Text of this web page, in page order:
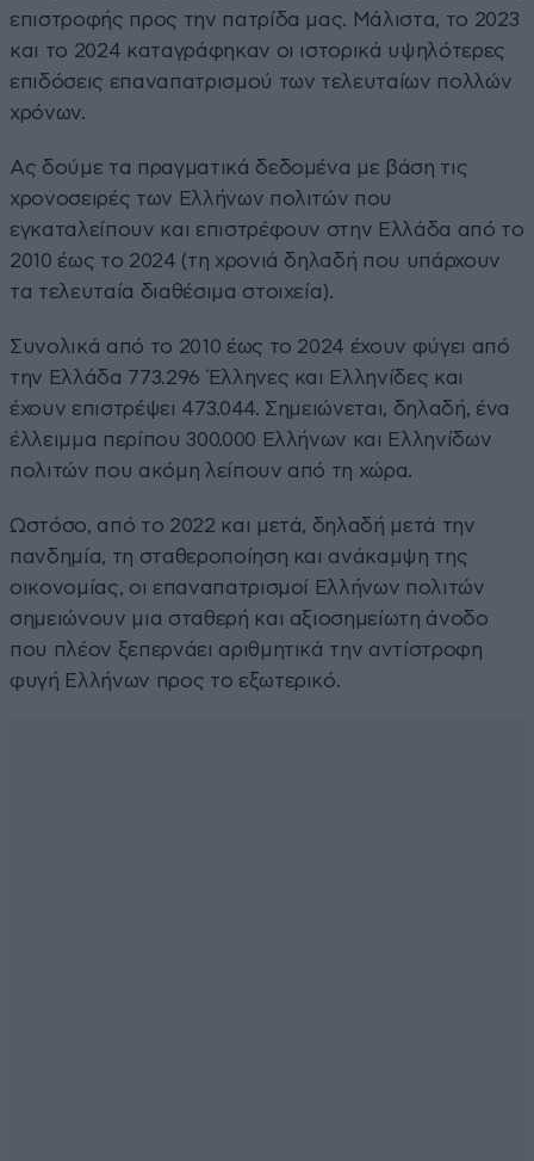
επιστροφής προς την πατρίδα μας. Μάλιστα, το 2023
και το 2024 καταγράφηκαν οι ιστορικά υψηλότερες
επιδόσεις επαναπατρισμού των τελευταίων πολλών
χρόνων.
Ας δούμε τα πραγματικά δεδομένα με βάση τις
χρονοσειρές των Ελλήνων πολιτών που
εγκαταλείπουν και επιστρέφουν στην Ελλάδα από το
2010 έως το 2024 (τη χρονιά δηλαδή που υπάρχουν
τα τελευταία διαθέσιμα στοιχεία).
Συνολικά από το 2010 έως το 2024 έχουν φύγει από
την Ελλάδα 773.296 Έλληνες και Ελληνίδες και
έχουν επιστρέψει 473.044. Σημειώνεται, δηλαδή, ένα
έλλειμμα περίπου 300.000 Ελλήνων και Ελληνίδων
πολιτών που ακόμη λείπουν από τη χώρα.
Ωστόσο, από το 2022 και μετά, δηλαδή μετά την
πανδημία, τη σταθεροποίηση και ανάκαμψη της
οικονομίας, οι επαναπατρισμοί Ελλήνων πολιτών
σημειώνουν μια σταθερή και αξιοσημείωτη άνοδο
που πλέον ξεπερνάει αριθμητικά την αντίστροφη
φυγή Ελλήνων προς το εξωτερικό.